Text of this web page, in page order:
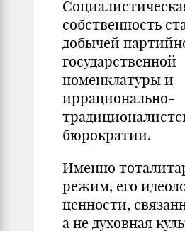
собственность
добычей
государственной
номенклатуры и
иррационально-
бюрократии.
Именно
режим, его
ценности,
а не духовная